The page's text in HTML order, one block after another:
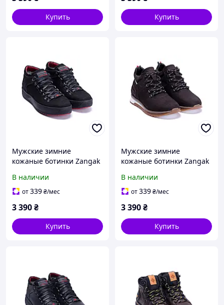
Купить Купить
Мужские зимние
кожаные ботинки Zangak
мехом
В наличии
от339₴/мес
3 390₴
Купить
Мужские зимние
кожаные ботинки Zangak
коричневые
(натуральный нубук)
В наличии
от339₴/мес
3 390₴
Купить